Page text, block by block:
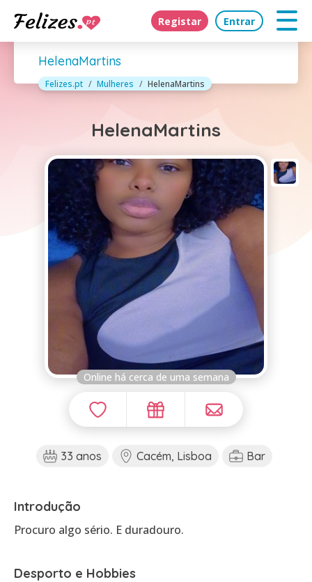
Registar Entrar
HelenaMartins
Felizes.pt Mulheres HelenaMartins
HelenaMartins
Online há cerca de uma semana
33 anos Cacém, Lisboa Bar
Introdução
Procuro algo sério. E duradouro.
Desporto e Hobbies